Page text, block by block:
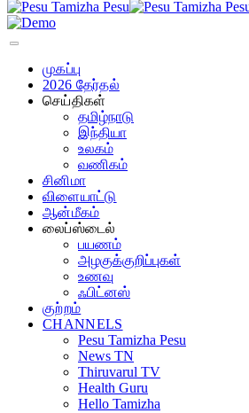
முகப்பு
2026 தேர்தல்
செய்திகள்
தமிழ்நாடு
இந்தியா
உலகம்
வணிகம்
சினிமா
விளையாட்டு
ஆன்மீகம்
லைப்ஸ்டைல்
பயணம்
அழகுக்குறிப்புகள்
உணவு
ஃபிட்னஸ்
குற்றம்
CHANNELS
Pesu Tamizha Pesu
News TN
Thiruvarul TV
Health Guru
Hello Tamizha